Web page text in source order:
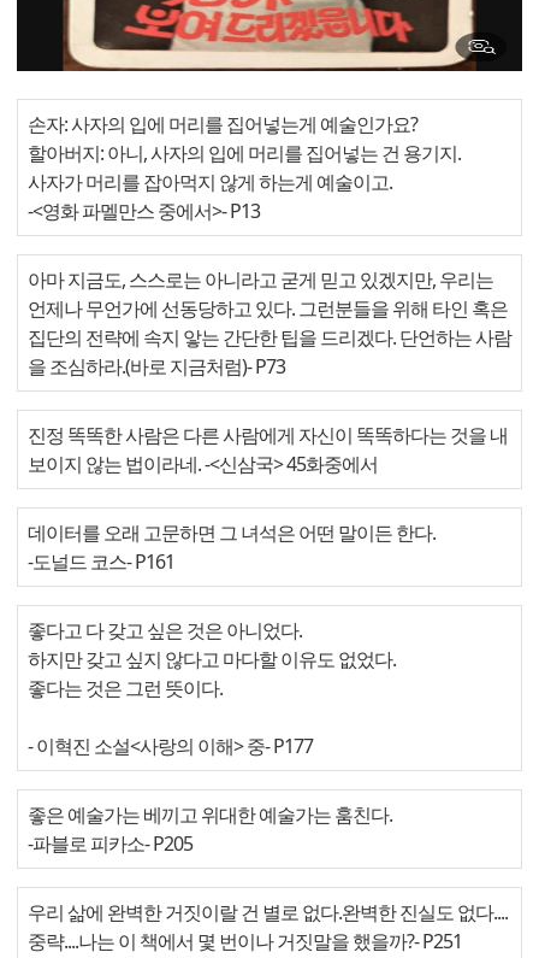
손자: 사자의 입에 머리를 집어넣는게 예술인가요?
할아버지: 아니, 사자의 입에 머리를 집어넣는 건 용기지.
사자가 머리를 잡아먹지 않게 하는게 예술이고.
-<영화 파멜만스 중에서>- P13
아마 지금도, 스스로는 아니라고 굳게 믿고 있겠지만, 우리는
언제나 무언가에 선동당하고 있다. 그런분들을 위해 타인 혹은
집단의 전략에 속지 앟는 간단한 팁을 드리겠다. 단언하는 사람
을 조심하라.(바로 지금처럼)- P73
진정 똑똑한 사람은 다른 사람에게 자신이 똑똑하다는 것을 내
보이지 않는 법이라네. -<신삼국> 45화중에서
데이터를 오래 고문하면 그 녀석은 어떤 말이든 한다.
-도널드 코스- P161
좋다고 다 갖고 싶은 것은 아니었다.
하지만 갖고 싶지 않다고 마다할 이유도 없었다.
좋다는 것은 그런 뜻이다.
- 이혁진 소설<사랑의 이해> 중- P177
좋은 예술가는 베끼고 위대한 예술가는 훔친다.
-파블로 피카소- P205
우리 삶에 완벽한 거짓이랄 건 별로 없다.완벽한 진실도 없다....
중략....나는 이 책에서 몇 번이나 거짓말을 했을까?- P251